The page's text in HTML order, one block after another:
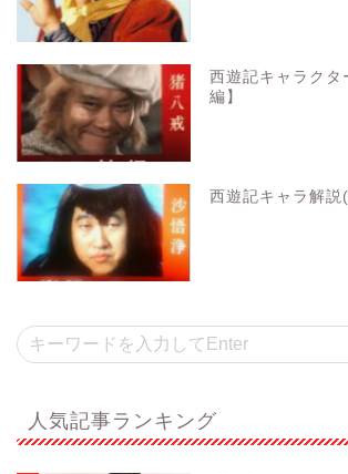
西遊記キャラクタ
編】
西遊記キャラ解説
人気記事ランキング